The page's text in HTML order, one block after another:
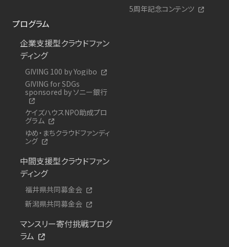
5周年記念コンテンツ
プログラム
企業支援型クラウドファン
ディング
GIVING 100 by Yogibo
GIVING for SDGs
sponsored by ソニー銀行
ケイズハウスNPO助成プロ
グラム
ゆめ・まちクラウドファンディ
ング
中間支援型クラウドファン
ディング
福井県共同募金会
新潟県共同募金会
マンスリー寄付挑戦プログ
ラム